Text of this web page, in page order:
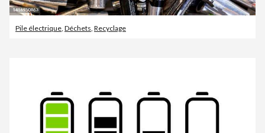
Pile électrique Déchets Recyclage